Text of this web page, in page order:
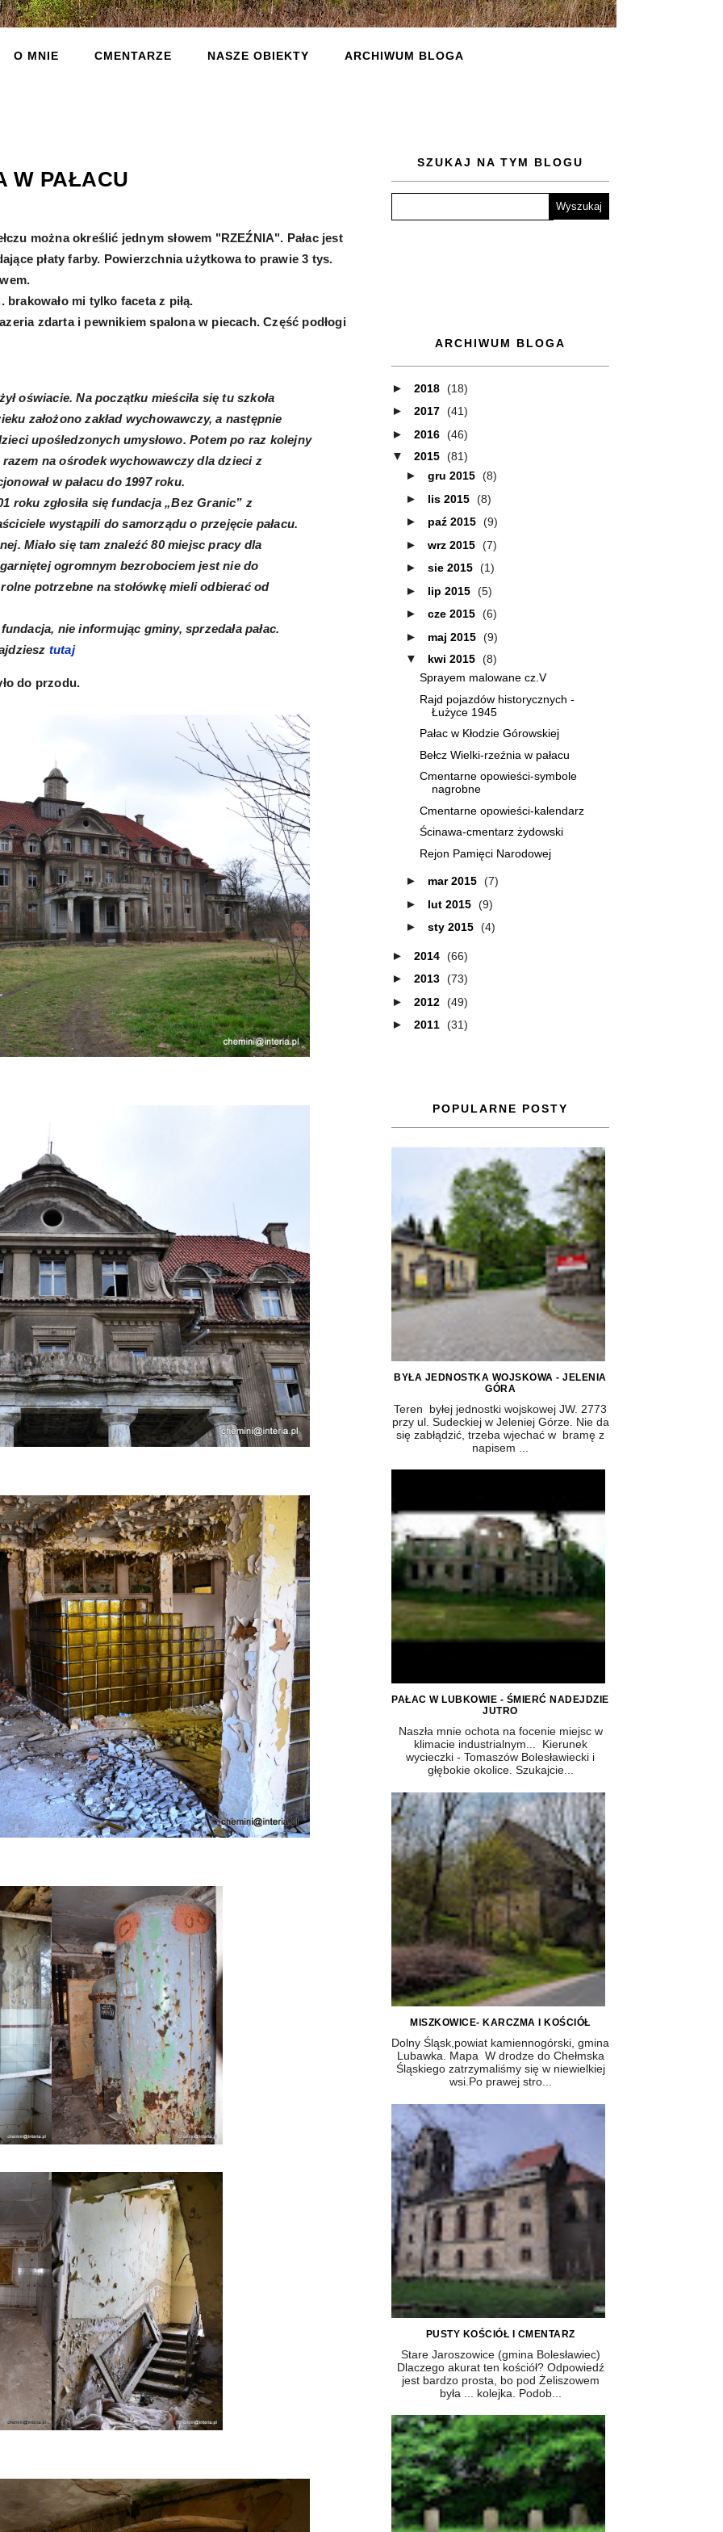
O MNIE CMENTARZE NASZE OBIEKTY ARCHIWUM BLOGA
W PAŁACU
można określić jednym słowem "RZEŹNIA". Pałac jest
płaty farby. Powierzchnia użytkowa to prawie 3 tys.
mi tylko faceta z piłą.
zdarta i pewnikiem spalona w piecach. Część podłogi
oświacie. Na początku mieściła się tu szkoła
założono zakład wychowawczy, a następnie
upośledzonych umysłowo. Potem po raz kolejny
na ośrodek wychowawczy dla dzieci z
w pałacu do 1997 roku.
roku zgłosiła się fundacja „Bez Granic” z
wystąpili do samorządu o przejęcie pałacu.
Miało się tam znaleźć 80 miejsc pracy dla
ogromnym bezrobociem jest nie do
potrzebne na stołówkę mieli odbierać od
nie informując gminy, sprzedała pałac.
tutaj
do przodu.
SZUKAJ NA TYM BLOGU
ARCHIWUM BLOGA
► 2018 (18)
► 2017 (41)
► 2016 (46)
▼ 2015 (81)
► gru 2015 (8)
► lis 2015 (8)
► paź 2015 (9)
► wrz 2015 (7)
► sie 2015 (1)
► lip 2015 (5)
► cze 2015 (6)
► maj 2015 (9)
▼ kwi 2015 (8)
Sprayem malowane cz.V
Rajd pojazdów historycznych -
Łużyce 1945
Pałac w Kłodzie Górowskiej
Bełcz Wielki-rzeźnia w pałacu
Cmentarne opowieści-symbole
nagrobne
Cmentarne opowieści-kalendarz
Ścinawa-cmentarz żydowski
Rejon Pamięci Narodowej
► mar 2015 (7)
► lut 2015 (9)
► sty 2015 (4)
► 2014 (66)
► 2013 (73)
► 2012 (49)
► 2011 (31)
POPULARNE POSTY
BYŁA JEDNOSTKA WOJSKOWA - JELENIA
GÓRA
Teren byłej jednostki wojskowej JW. 2773
przy ul. Sudeckiej w Jeleniej Górze. Nie da
się zabłądzić, trzeba wjechać w bramę z
napisem ...
PAŁAC W LUBKOWIE - ŚMIERĆ NADEJDZIE
JUTRO
Naszła mnie ochota na focenie miejsc w
klimacie industrialnym... Kierunek
wycieczki - Tomaszów Bolesławiecki i
głębokie okolice. Szukajcie...
MISZKOWICE- KARCZMA I KOŚCIÓŁ
Dolny Śląsk,powiat kamiennogórski, gmina
Lubawka. Mapa W drodze do Chełmska
Śląskiego zatrzymaliśmy się w niewielkiej
wsi.Po prawej stro...
PUSTY KOŚCIÓŁ I CMENTARZ
Stare Jaroszowice (gmina Bolesławiec)
Dlaczego akurat ten kościół? Odpowiedź
jest bardzo prosta, bo pod Żeliszowem
była ... kolejka. Podob...